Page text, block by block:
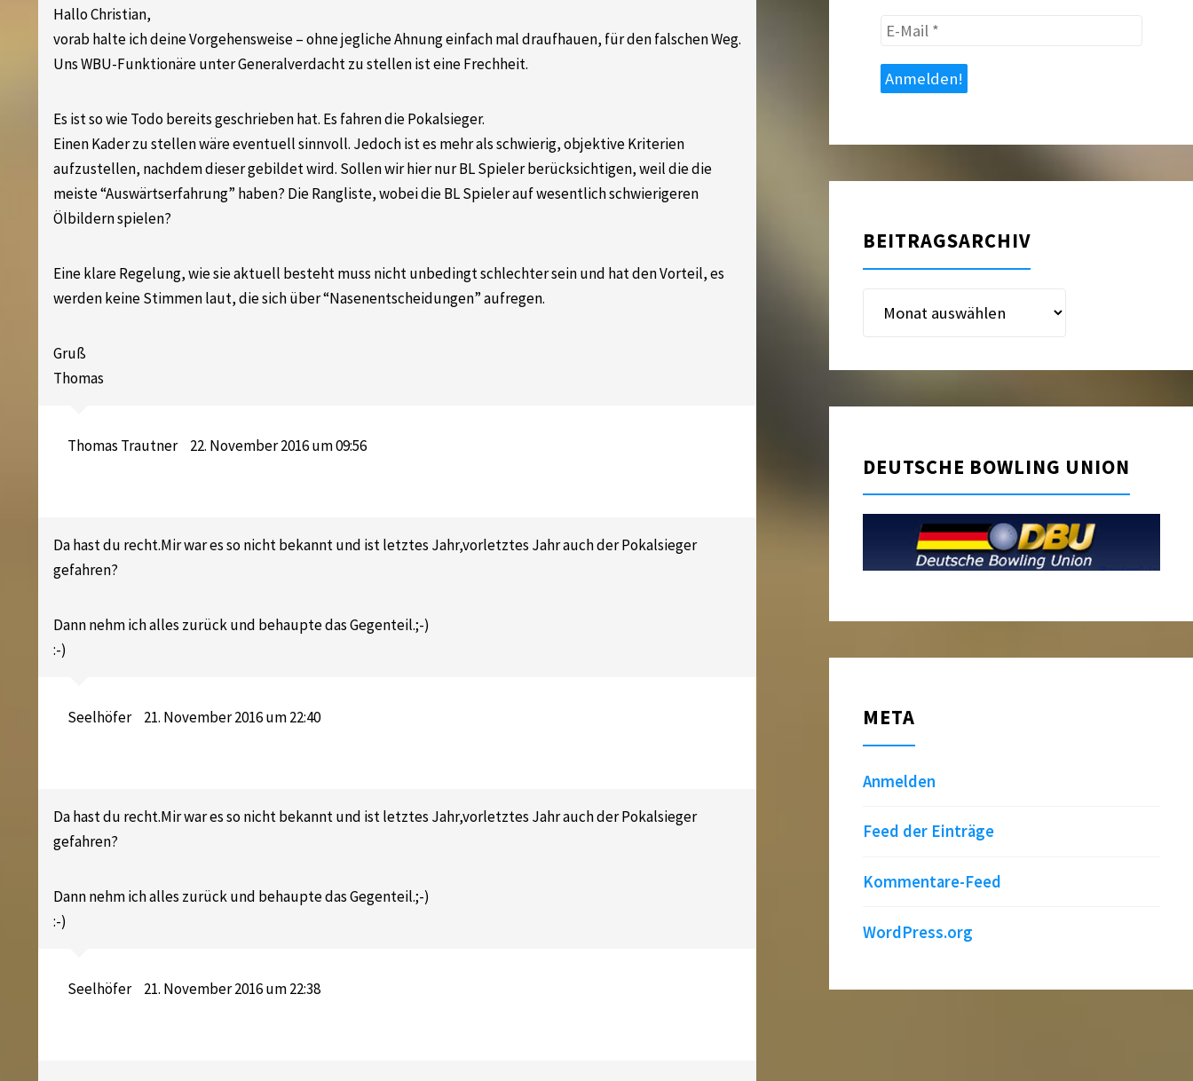
Hallo Christian,
vorab halte ich deine Vorgehensweise – ohne jegliche Ahnung einfach mal draufhauen, für den falschen Weg.
Uns WBU-Funktionäre unter Generalverdacht zu stellen ist eine Frechheit.
Es ist so wie Todo bereits geschrieben hat. Es fahren die Pokalsieger.
Einen Kader zu stellen wäre eventuell sinnvoll. Jedoch ist es mehr als schwierig, objektive Kriterien
aufzustellen, nachdem dieser gebildet wird. Sollen wir hier nur BL Spieler berücksichtigen, weil die die
meiste “Auswärtserfahrung” haben? Die Rangliste, wobei die BL Spieler auf wesentlich schwierigeren
Ölbildern spielen?
Eine klare Regelung, wie sie aktuell besteht muss nicht unbedingt schlechter sein und hat den Vorteil, es
werden keine Stimmen laut, die sich über “Nasenentscheidungen” aufregen.
Gruß
Thomas
Thomas Trautner 22. November 2016 um 09:56
Da hast du recht.Mir war es so nicht bekannt und ist letztes Jahr,vorletztes Jahr auch der Pokalsieger
gefahren?
Dann nehm ich alles zurück und behaupte das Gegenteil.;-)
:-)
Seelhöfer 21. November 2016 um 22:40
Da hast du recht.Mir war es so nicht bekannt und ist letztes Jahr,vorletztes Jahr auch der Pokalsieger
gefahren?
Dann nehm ich alles zurück und behaupte das Gegenteil.;-)
:-)
Seelhöfer 21. November 2016 um 22:38
E-
Mail
BEITRAGSARCHIV
Beitragsarchiv
DEUTSCHE BOWLING UNION
META
Anmelden
Feed der Einträge
Kommentare-Feed
WordPress.org